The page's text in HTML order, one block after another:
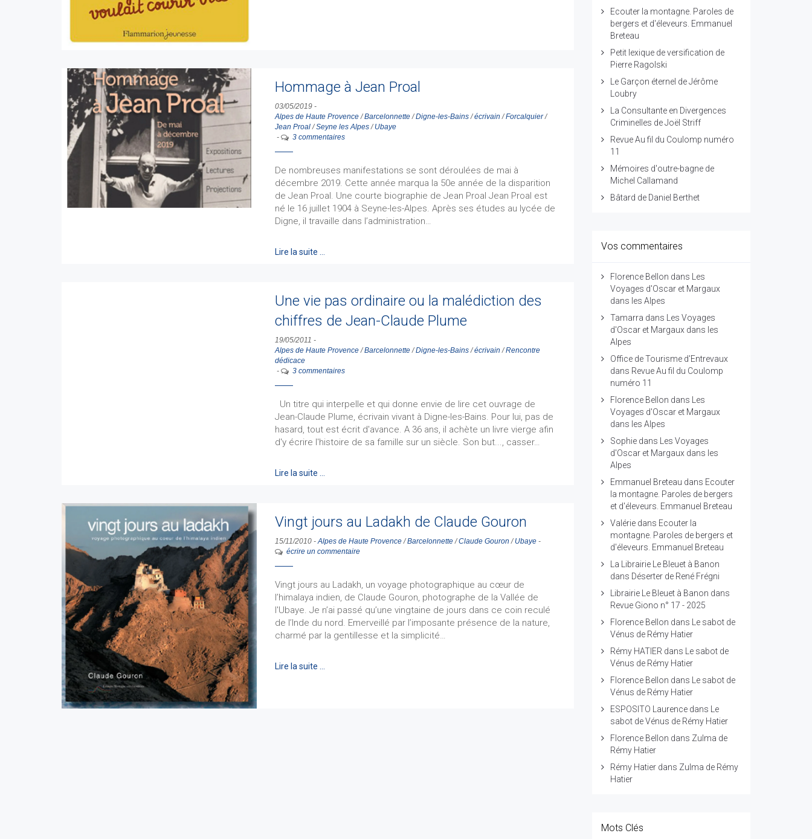
Hommage à Jean Proal
03/05/2019 -
Alpes de Haute Provence/Barcelonnette/Digne-les-Bains/écrivain /Forcalquier/
Jean Proal/Seyne les Alpes/ Ubaye
-
3 commentaires
De nombreuses manifestations se sont déroulées de mai à
décembre 2019. Cette année marqua la 50e année de la disparition
de Jean Proal. Une courte biographie de Jean Proal Jean Proal est
né le 16 juillet 1904 à Seyne-les-Alpes. Après ses études au lycée de
Digne, il travaille dans l’administration…
Lire la suite …
Une vie pas ordinaire ou la malédiction des
chiffres de Jean-Claude Plume
19/05/2011 -
Alpes de Haute Provence/Barcelonnette/Digne-les-Bains/écrivain /Rencontre
dédicace
-
3 commentaires
Un titre qui interpelle et qui donne envie de lire cet ouvrage de
Jean-Claude Plume, écrivain vivant à Digne-les-Bains. Pour lui, pas de
hasard, tout est écrit d'avance. A 36 ans, il achète un livre vierge afin
d'y écrire l'histoire de sa famille sur un siècle. Son but..., casser…
Lire la suite …
Vingt jours au Ladakh de Claude Gouron
15/11/2010 -Alpes de Haute Provence/Barcelonnette/Claude Gouron / Ubaye -
écrire un commentaire
Vingt jours au Ladakh, un voyage photographique au cœur de
l’himalaya indien, de Claude Gouron, photographe de la Vallée de
l'Ubaye. Je n’ai passé qu’une vingtaine de jours dans ce coin reculé
de l’Inde du nord. Emerveillé par l’imposante présence de la nature,
charmé par la gentillesse et la simplicité…
Lire la suite …
Ecouter la montagne. Paroles de
bergers et d'éleveurs. Emmanuel
Breteau
Petit lexique de versification de
Pierre Ragolski
Le Garçon éternel de Jérôme
Loubry
La Consultante en Divergences
Criminelles de Joël Striff
Revue Au fil du Coulomp numéro
11
Mémoires d'outre-bagne de
Michel Callamand
Bâtard de Daniel Berthet
Vos commentaires
Florence Bellon dans
Les
Voyages d'Oscar et Margaux
dans les Alpes
Tamarra dans
Les Voyages
d'Oscar et Margaux dans les
Alpes
Office de Tourisme d'Entrevaux
dans Revue Au fil du Coulomp
numéro 11
Florence Bellon dans
Les
Voyages d'Oscar et Margaux
dans les Alpes
Sophiedans
Les Voyages
d'Oscar et Margaux dans les
Alpes
Emmanuel Breteau dans Ecouter
la montagne. Paroles de bergers
et d'éleveurs. Emmanuel Breteau
Valériedans Ecouter la
montagne. Paroles de bergers et
d'éleveurs. Emmanuel Breteau
La Librairie Le Bleuet à Banon
dans Déserter de René Frégni
Librairie Le Bleuet à Banon dans
Revue Giono n° 17 - 2025
Florence Bellon dans
Le sabot de
Vénus de Rémy Hatier
Rémy HATIER dans
Le sabot de
Vénus de Rémy Hatier
Florence Bellon dans
Le sabot de
Vénus de Rémy Hatier
ESPOSITO Laurencedans
Le
sabot de Vénus de Rémy Hatier
Florence Bellon dans Zulma de
Rémy Hatier
Rémy Hatierdans Zulma de Rémy
Hatier
Mots Clés